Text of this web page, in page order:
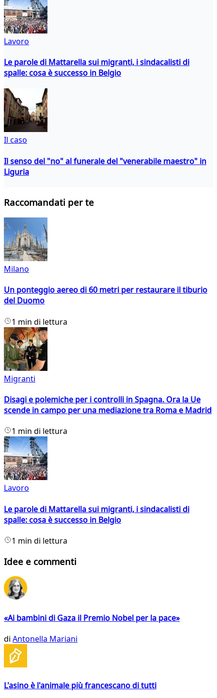
Lavoro
Le parole di Mattarella sui migranti, i sindacalisti di
spalle: cosa è successo in Belgio
Il caso
Il senso del "no" al funerale del "venerabile maestro" in
Liguria
Raccomandati per te
Milano
Un ponteggio aereo di 60 metri per restaurare il tiburio
del Duomo
1 min di lettura
Migranti
Disagi e polemiche per i controlli in Spagna. Ora la Ue
scende in campo per una mediazione tra Roma e Madrid
1 min di lettura
Lavoro
Le parole di Mattarella sui migranti, i sindacalisti di
spalle: cosa è successo in Belgio
1 min di lettura
Idee e commenti
«Ai bambini di Gaza il Premio Nobel per la pace»
di Antonella Mariani
L'asino è l'animale più francescano di tutti